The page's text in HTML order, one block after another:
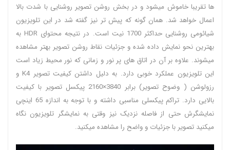
ها تقریبا خاموش میشود و در بخش روشن تصویر روشنایی با شدت بالا
اعمال خواهد شد. همان گونه که پیش تر نیز گفته شد در این تلویزیون
شیائومی روشنایی حداکثر 1700 نیت است. در نتیجه محتوای HDR به
بهترین نحو نمایش داده شده و جزئیات نقاط روشن تصویر بهتر مشاهده
میشوند. علاوه بر آن در اتاق های پر نور و زمانی که نور محیط زیاد است
این تلویزیون عملکرد خوبی دارد. به دلیل داشتن کیفیت تصویر K4 و
رزولوشن ( وضوح تصویر) برابر 3840×2160 پیکسل تصویر با کیفیت
بالایی دارد. تراکم پیکسلی مناسبی داشته و با توجه به اندازه 65 اینچی
نمایشگرش حتی از فاصله نزدیک نیز وقتی به نمایشگر تلویزیون نگاه
میکنید تصویر با جزئیات و واضح را مشاهده میکنید.